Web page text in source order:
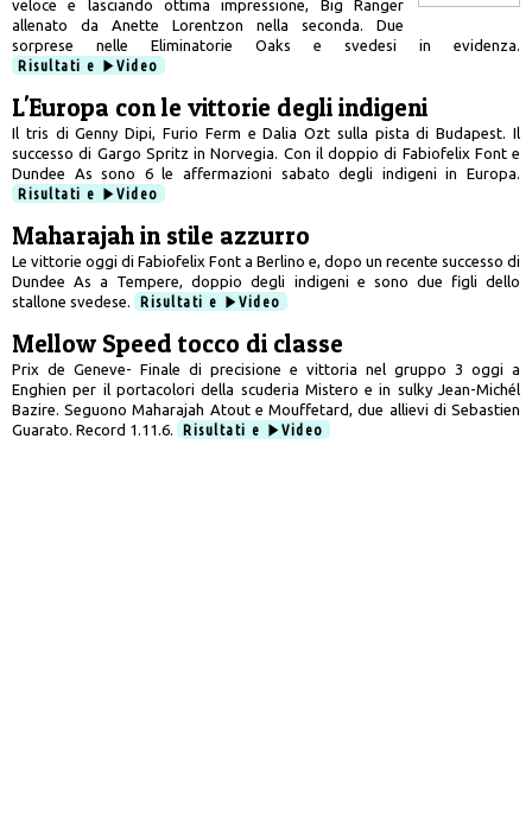
veloce e lasciando ottima impressione, Big Ranger
allenato da Anette Lorentzon nella seconda. Due
sorprese nelle Eliminatorie Oaks e svedesi in evidenza.
Risultati e
Video
L'Europa con le vittorie degli indigeni
Il tris di Genny Dipi, Furio Ferm e Dalia Ozt sulla pista di Budapest. Il
successo di Gargo Spritz in Norvegia. Con il doppio di Fabiofelix Font e
Dundee As sono 6 le affermazioni sabato degli indigeni in Europa.
Risultati e
Video
Maharajah in stile azzurro
Le vittorie oggi di Fabiofelix Font a Berlino e, dopo un recente successo di
Dundee As a Tempere, doppio degli indigeni e sono due figli dello
stallone svedese.
Risultati e Video
Mellow Speed tocco di classe
Prix de Geneve- Finale di precisione e vittoria nel gruppo 3 oggi a
Enghien per il portacolori della scuderia Mistero e in sulky Jean-Michél
Bazire. Seguono Maharajah Atout e Mouffetard, due allievi di Sebastien
Guarato. Record 1.11.6.
Risultati e Video